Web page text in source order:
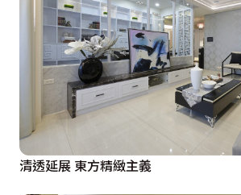
清透延展 東方精緻主義